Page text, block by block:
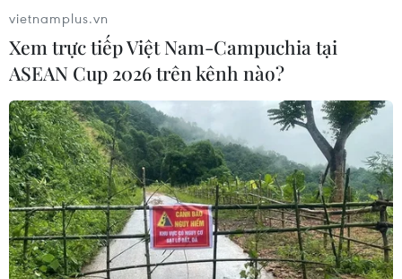
24/07/2026 16:00
Tưng bùng khai mạc Lễ hội Tận
hưởng Đà Nẵng 2026
23/07/2026 16:18
"Bữa tiệc" âm thanh và ánh
sáng khai màn Lễ hội Tận hưởng Đà
Nẵng 2026
vietnamplus.vn
Xem trực tiếp Việt Nam-Campuchia tại
ASEAN Cup 2026 trên kênh nào?